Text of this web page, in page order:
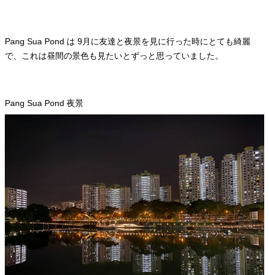
Pang Sua Pond は 9月に友達と夜景を見に行った時にとても綺麗
で、これは昼間の景色も見たいとずっと思っていました。
Pang Sua Pond 夜景